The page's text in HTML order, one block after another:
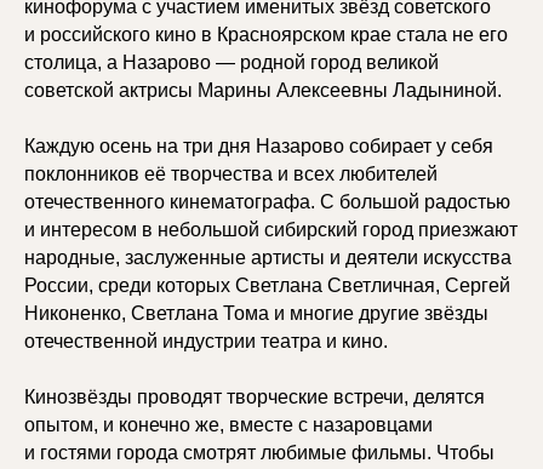
кинофорума с участием именитых звёзд советского
и российского кино в Красноярском крае стала не его
столица, а Назарово — родной город великой
советской актрисы Марины Алексеевны Ладыниной.
Каждую осень на три дня Назарово собирает у себя
поклонников её творчества и всех любителей
отечественного кинематографа. С большой радостью
и интересом в небольшой сибирский город приезжают
народные, заслуженные артисты и деятели искусства
России, среди которых Светлана Светличная, Сергей
Никоненко, Светлана Тома и многие другие звёзды
отечественной индустрии театра и кино.
Кинозвёзды проводят творческие встречи, делятся
опытом, и конечно же, вместе с назаровцами
и гостями города смотрят любимые фильмы. Чтобы